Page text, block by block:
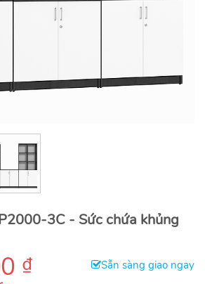
3C - Sức chứa khủng
₫ Sẵn sàng giao ngay